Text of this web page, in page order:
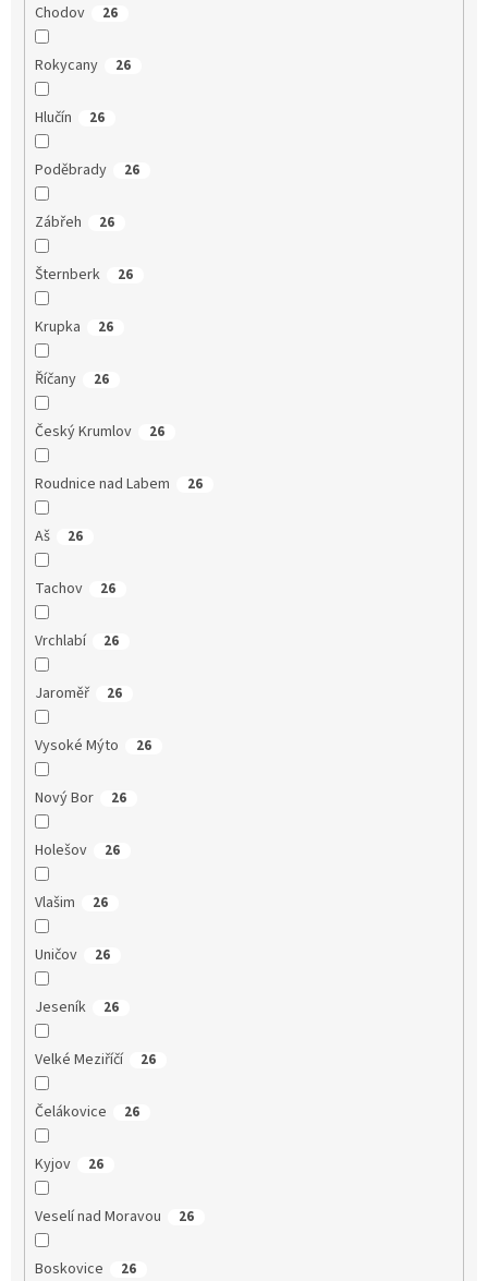
Chodov 26
Rokycany 26
Hlučín 26
Poděbrady 26
Zábřeh 26
Šternberk 26
Krupka 26
Říčany 26
Český Krumlov 26
Roudnice nad Labem 26
Aš 26
Tachov 26
Vrchlabí 26
Jaroměř 26
Vysoké Mýto 26
Nový Bor 26
Holešov 26
Vlašim 26
Uničov 26
Jeseník 26
Velké Meziříčí 26
Čelákovice 26
Kyjov 26
Veselí nad Moravou 26
Boskovice 26